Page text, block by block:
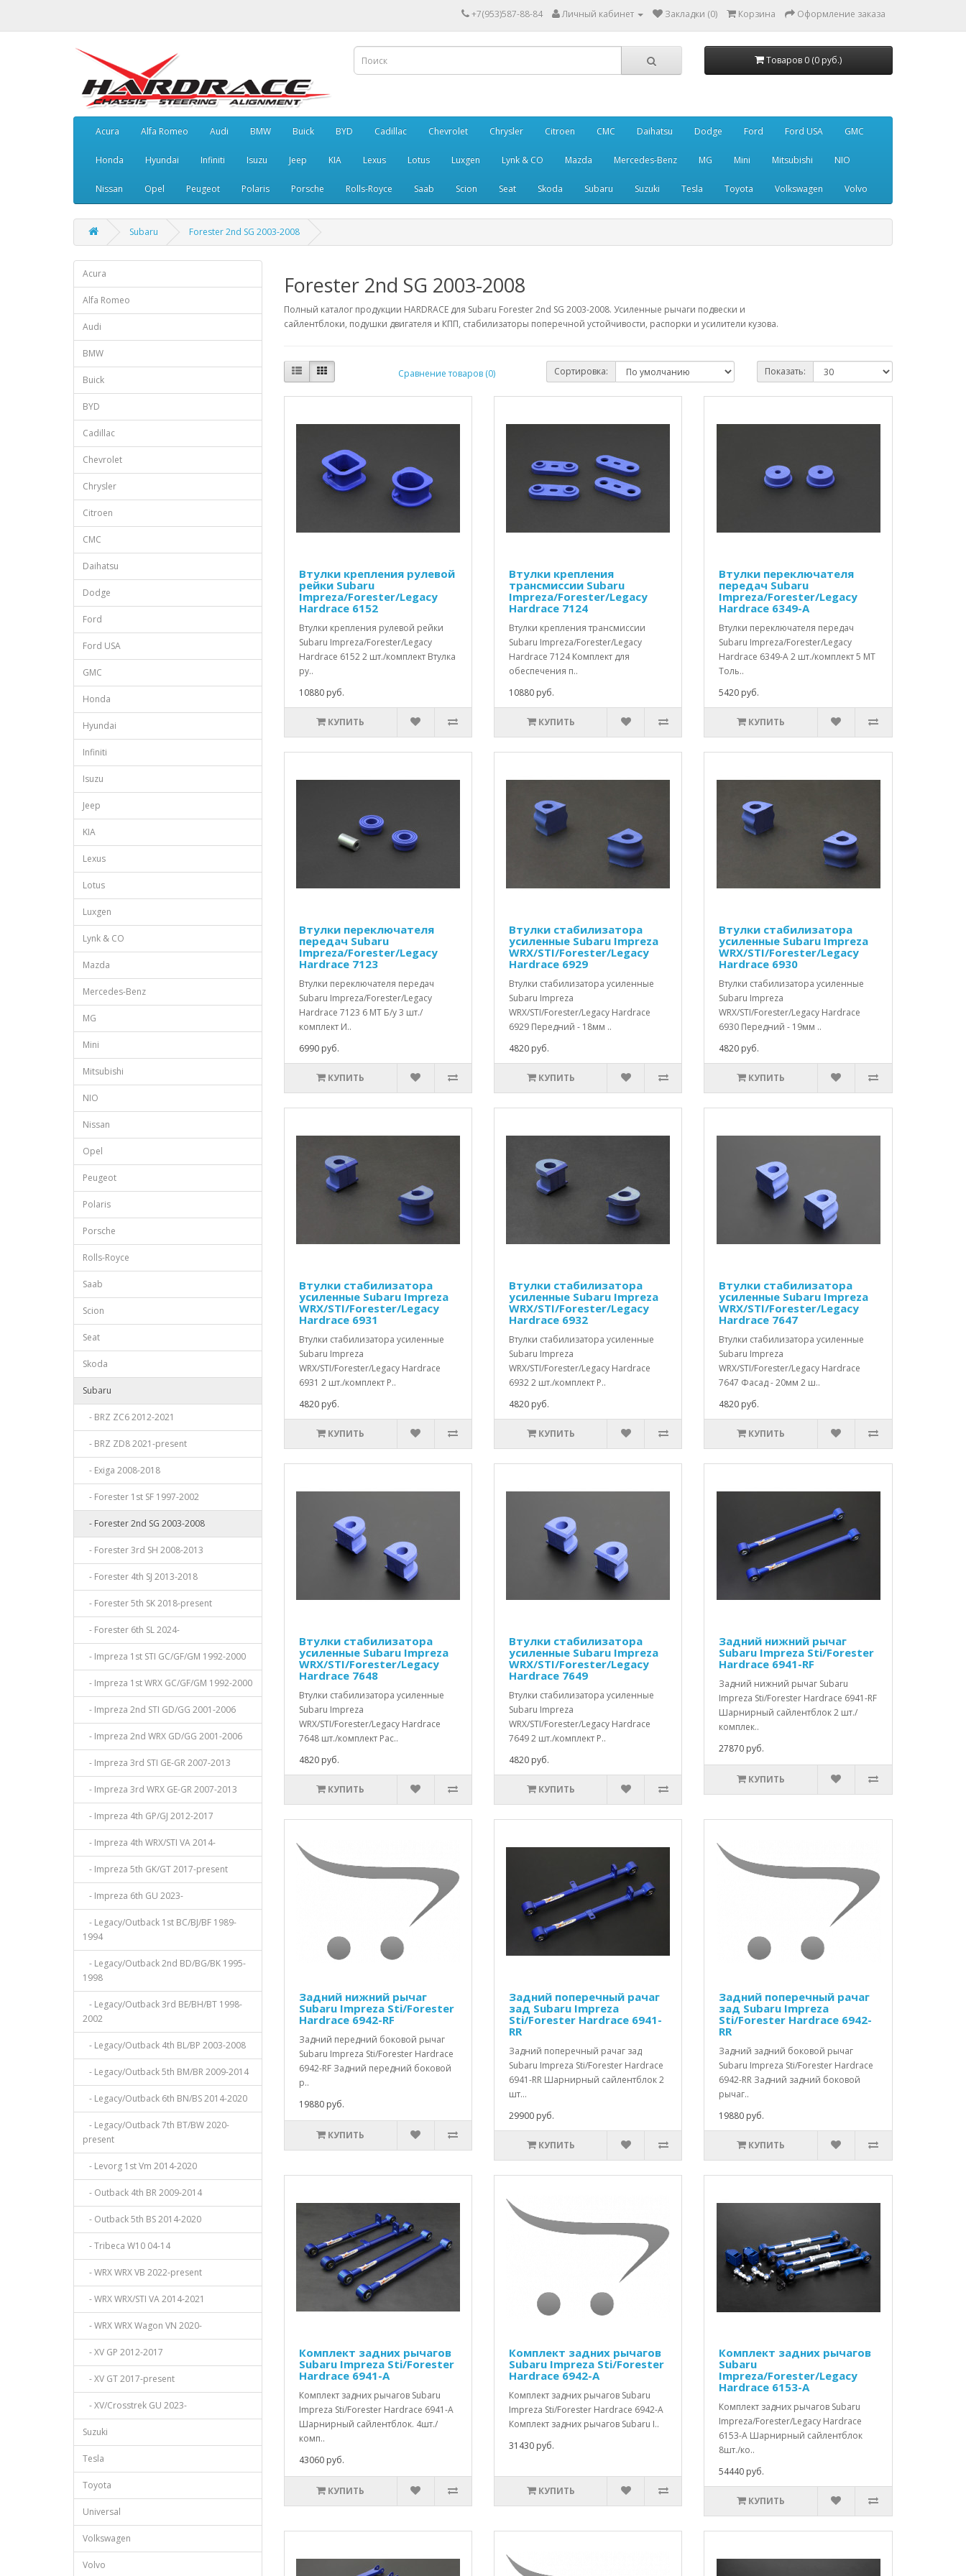
+7(953)587-88-84 Личный кабинет Закладки (0) Корзина Оформление заказа
Товаров 0 (0 руб.)
Acura Alfa Romeo Audi BMW Buick BYD Cadillac Chevrolet Chrysler Citroen CMC Daihatsu Dodge Ford Ford USA GMC
Honda Hyundai Infiniti Isuzu Jeep KIA Lexus Lotus Luxgen Lynk & CO Mazda Mercedes-Benz MG Mini Mitsubishi NIO
Nissan Opel Peugeot Polaris Porsche Rolls-Royce Saab Scion Seat Skoda Subaru Suzuki Tesla Toyota Volkswagen Volvo
Subaru Forester 2nd SG 2003-2008
Acura
Alfa Romeo
Audi
BMW
Buick
BYD
Cadillac
Chevrolet
Chrysler
Citroen
CMC
Daihatsu
Dodge
Ford
Ford USA
GMC
Honda
Hyundai
Infiniti
Isuzu
Jeep
KIA
Lexus
Lotus
Luxgen
Lynk & CO
Mazda
Mercedes-Benz
MG
Mini
Mitsubishi
NIO
Nissan
Opel
Peugeot
Polaris
Porsche
Rolls-Royce
Saab
Scion
Seat
Skoda
Subaru
- BRZ ZC6 2012-2021
- BRZ ZD8 2021-present
- Exiga 2008-2018
- Forester 1st SF 1997-2002
- Forester 2nd SG 2003-2008
- Forester 3rd SH 2008-2013
- Forester 4th SJ 2013-2018
- Forester 5th SK 2018-present
- Forester 6th SL 2024-
- Impreza 1st STI GC/GF/GM 1992-2000
- Impreza 1st WRX GC/GF/GM 1992-2000
- Impreza 2nd STI GD/GG 2001-2006
- Impreza 2nd WRX GD/GG 2001-2006
- Impreza 3rd STI GE-GR 2007-2013
- Impreza 3rd WRX GE-GR 2007-2013
- Impreza 4th GP/GJ 2012-2017
- Impreza 4th WRX/STI VA 2014-
- Impreza 5th GK/GT 2017-present
- Impreza 6th GU 2023-
- Legacy/Outback 1st BC/BJ/BF 1989-
1994
- Legacy/Outback 2nd BD/BG/BK 1995-
1998
- Legacy/Outback 3rd BE/BH/BT 1998-
2002
- Legacy/Outback 4th BL/BP 2003-2008
- Legacy/Outback 5th BM/BR 2009-2014
- Legacy/Outback 6th BN/BS 2014-2020
- Legacy/Outback 7th BT/BW 2020-
present
- Levorg 1st Vm 2014-2020
- Outback 4th BR 2009-2014
- Outback 5th BS 2014-2020
- Tribeca W10 04-14
- WRX WRX VB 2022-present
- WRX WRX/STI VA 2014-2021
- WRX WRX Wagon VN 2020-
- XV GP 2012-2017
- XV GT 2017-present
- XV/Crosstrek GU 2023-
Suzuki
Tesla
Toyota
Universal
Volkswagen
Volvo
Forester 2nd SG 2003-2008
Полный каталог продукции HARDRACE для Subaru Forester 2nd SG 2003-2008. Усиленные рычаги подвески и
сайлентблоки, подушки двигателя и КПП, стабилизаторы поперечной устойчивости, распорки и усилители кузова.
Сравнение товаров (0) Сортировка: Показать:
Втулки крепления рулевой
рейки Subaru
Impreza/Forester/Legacy
Hardrace 6152
Втулки крепления рулевой рейки
Subaru Impreza/Forester/Legacy
Hardrace 6152 2 шт./комплект Втулка
ру..
10880 руб.
КУПИТЬ
Втулки крепления
трансмиссии Subaru
Impreza/Forester/Legacy
Hardrace 7124
Втулки крепления трансмиссии
Subaru Impreza/Forester/Legacy
Hardrace 7124 Комплект для
обеспечения п..
10880 руб.
КУПИТЬ
Втулки переключателя
передач Subaru
Impreza/Forester/Legacy
Hardrace 6349-A
Втулки переключателя передач
Subaru Impreza/Forester/Legacy
Hardrace 6349-A 2 шт./комплект 5 МТ
Толь..
5420 руб.
КУПИТЬ
Втулки переключателя
передач Subaru
Impreza/Forester/Legacy
Hardrace 7123
Втулки переключателя передач
Subaru Impreza/Forester/Legacy
Hardrace 7123 6 MT Б/у 3 шт./
комплект И..
6990 руб.
КУПИТЬ
Втулки стабилизатора
усиленные Subaru Impreza
WRX/STI/Forester/Legacy
Hardrace 6929
Втулки стабилизатора усиленные
Subaru Impreza
WRX/STI/Forester/Legacy Hardrace
6929 Передний - 18мм ..
4820 руб.
КУПИТЬ
Втулки стабилизатора
усиленные Subaru Impreza
WRX/STI/Forester/Legacy
Hardrace 6930
Втулки стабилизатора усиленные
Subaru Impreza
WRX/STI/Forester/Legacy Hardrace
6930 Передний - 19мм ..
4820 руб.
КУПИТЬ
Втулки стабилизатора
усиленные Subaru Impreza
WRX/STI/Forester/Legacy
Hardrace 6931
Втулки стабилизатора усиленные
Subaru Impreza
WRX/STI/Forester/Legacy Hardrace
6931 2 шт./комплект Р..
4820 руб.
КУПИТЬ
Втулки стабилизатора
усиленные Subaru Impreza
WRX/STI/Forester/Legacy
Hardrace 6932
Втулки стабилизатора усиленные
Subaru Impreza
WRX/STI/Forester/Legacy Hardrace
6932 2 шт./комплект Р..
4820 руб.
КУПИТЬ
Втулки стабилизатора
усиленные Subaru Impreza
WRX/STI/Forester/Legacy
Hardrace 7647
Втулки стабилизатора усиленные
Subaru Impreza
WRX/STI/Forester/Legacy Hardrace
7647 Фасад - 20мм 2 ш..
4820 руб.
КУПИТЬ
Втулки стабилизатора
усиленные Subaru Impreza
WRX/STI/Forester/Legacy
Hardrace 7648
Втулки стабилизатора усиленные
Subaru Impreza
WRX/STI/Forester/Legacy Hardrace
7648 шт./комплект Рас..
4820 руб.
КУПИТЬ
Втулки стабилизатора
усиленные Subaru Impreza
WRX/STI/Forester/Legacy
Hardrace 7649
Втулки стабилизатора усиленные
Subaru Impreza
WRX/STI/Forester/Legacy Hardrace
7649 2 шт./комплект Р..
4820 руб.
КУПИТЬ
Задний нижний рычаг
Subaru Impreza Sti/Forester
Hardrace 6941-RF
Задний нижний рычаг Subaru
Impreza Sti/Forester Hardrace 6941-RF
Шарнирный сайлентблок 2 шт./
комплек..
27870 руб.
КУПИТЬ
Задний нижний рычаг
Subaru Impreza Sti/Forester
Hardrace 6942-RF
Задний передний боковой рычаг
Subaru Impreza Sti/Forester Hardrace
6942-RF Задний передний боковой
р..
19880 руб.
КУПИТЬ
Задний поперечный рачаг
зад Subaru Impreza
Sti/Forester Hardrace 6941-
RR
Задний поперечный рачаг зад
Subaru Impreza Sti/Forester Hardrace
6941-RR Шарнирный сайлентблок 2
шт...
29900 руб.
КУПИТЬ
Задний поперечный рачаг
зад Subaru Impreza
Sti/Forester Hardrace 6942-
RR
Задний задний боковой рычаг
Subaru Impreza Sti/Forester Hardrace
6942-RR Задний задний боковой
рычаг..
19880 руб.
КУПИТЬ
Комплект задних рычагов
Subaru Impreza Sti/Forester
Hardrace 6941-A
Комплект задних рычагов Subaru
Impreza Sti/Forester Hardrace 6941-A
Шарнирный сайлентблок. 4шт./
комп..
43060 руб.
КУПИТЬ
Комплект задних рычагов
Subaru Impreza Sti/Forester
Hardrace 6942-A
Комплект задних рычагов Subaru
Impreza Sti/Forester Hardrace 6942-A
Комплект задних рычагов Subaru I..
31430 руб.
КУПИТЬ
Комплект задних рычагов
Subaru
Impreza/Forester/Legacy
Hardrace 6153-A
Комплект задних рычагов Subaru
Impreza/Forester/Legacy Hardrace
6153-A Шарнирный сайлентблок
8шт./ко..
54440 руб.
КУПИТЬ